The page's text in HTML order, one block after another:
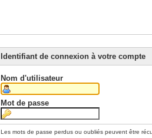
Identifiant de connexion à votre compte
Nom d'utilisateur
Mot de passe
Les mots de passe perdus ou oubliés peuvent être